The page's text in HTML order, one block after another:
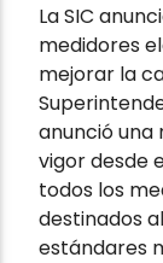
La SIC
medidores
mejorar la
anunció una
vigor desde
todos los
destinados
estándares